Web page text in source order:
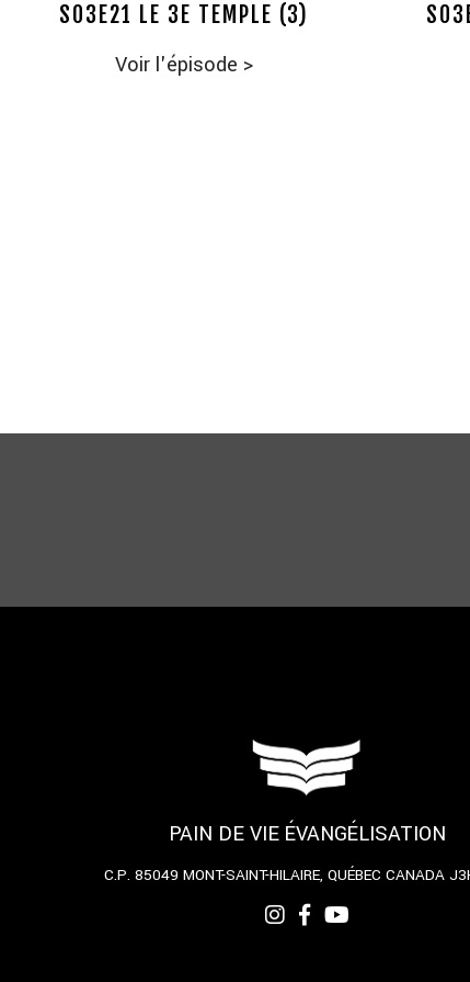
S03E21 LE 3E TEMPLE (3)
Voir l'épisode >
PAIN DE VIE ÉVANGÉLISATION
C.P. 85049 MONT-SAINT-HILAIRE, QUÉBEC CANADA